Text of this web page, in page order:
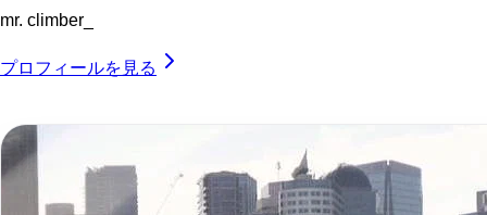
mr. climber_
プロフィールを見る